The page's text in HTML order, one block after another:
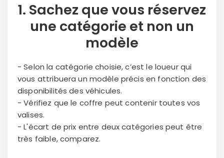
1. Sachez que vous réservez
une catégorie et non un
modèle
- Selon la catégorie choisie, c’est le loueur qui
vous attribuera un modèle précis en fonction des
disponibilités des véhicules.
- Vérifiez que le coffre peut contenir toutes vos
valises.
- L'écart de prix entre deux catégories peut être
très faible, comparez.